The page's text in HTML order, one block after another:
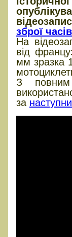
зброї
На
від
мм зразка
З
за